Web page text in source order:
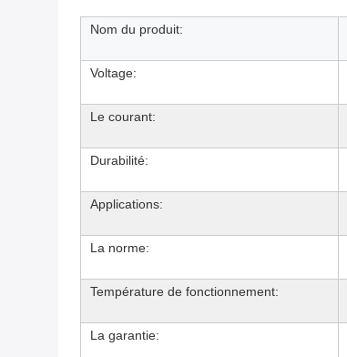
Nom du produit:
Voltage:
Le courant:
Durabilité:
Applications:
La norme:
Température de fonctionnement:
La garantie: